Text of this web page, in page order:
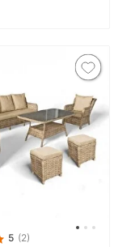
5 (2)